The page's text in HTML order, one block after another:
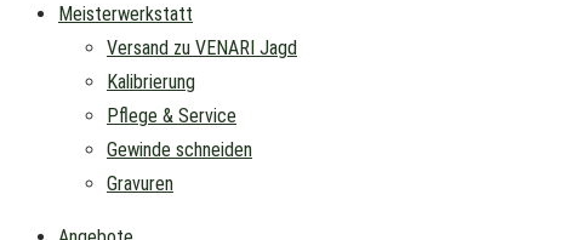
Meisterwerkstatt
Versand zu VENARI Jagd
Kalibrierung
Pflege & Service
Gewinde schneiden
Gravuren